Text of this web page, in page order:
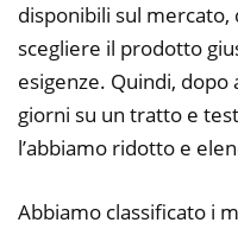
disponibili sul
scegliere il prodotto
esigenze. Quindi,
giorni su un tratto e
l’abbiamo ridotto e
Abbiamo classificato i